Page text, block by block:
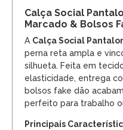
Calça Social
Marcado & Bolsos
A Calça Social
perna reta ampla e
silhueta. Feita em
elasticidade, entrega
bolsos fake dão
perfeito para trabalho
Principais